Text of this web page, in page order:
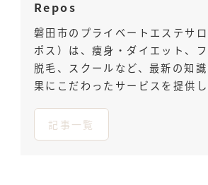
Repos
磐田市のプライベートエステサ
ポス）は、痩身・ダイエット、フ
脱毛、スクールなど、最新の知
果にこだわったサービスを提供し
記事一覧